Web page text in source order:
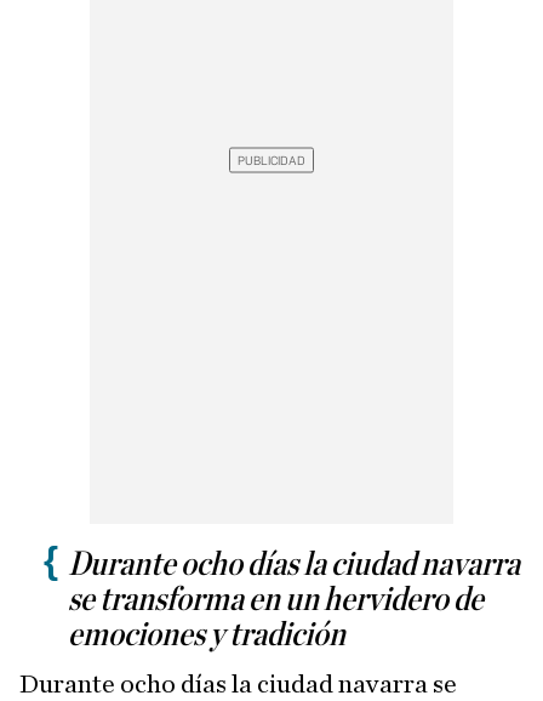
Durante ocho días la ciudad navarra
se transforma en un hervidero de
emociones y tradición
Durante ocho días la ciudad navarra se